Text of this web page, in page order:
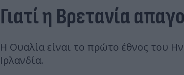
Γιατί η Βρετανία
Η Ουαλία είναι το πρώτο έθνος του
Ιρλανδία.